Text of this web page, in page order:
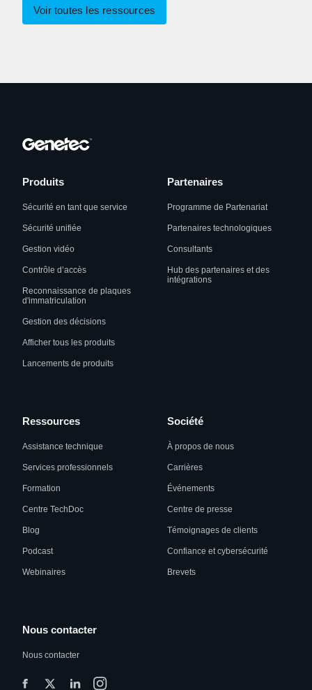
Voir toutes les ressources
Produits
Sécurité en tant que service
Sécurité unifiée
Gestion vidéo
Contrôle d’accès
Reconnaissance de plaques
d'immatriculation
Gestion des décisions
Afficher tous les produits
Lancements de produits
Partenaires
Programme de Partenariat
Partenaires technologiques
Consultants
Hub des partenaires et des
intégrations
Ressources
Assistance technique
Services professionnels
Formation
Centre TechDoc
Blog
Podcast
Webinaires
Société
À propos de nous
Carrières
Événements
Centre de presse
Témoignages de clients
Confiance et cybersécurité
Brevets
Nous contacter
Nous contacter